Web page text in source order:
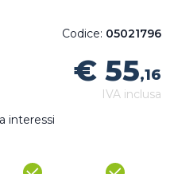
Codice: 05021796
€ 55,16
IVA inclusa
interessi